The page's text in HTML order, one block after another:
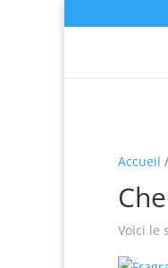
Accueil
Voici le